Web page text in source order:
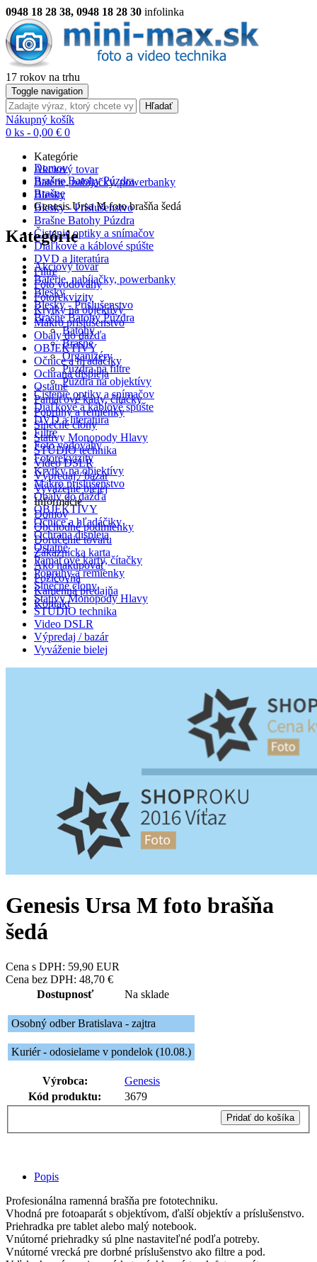
0948 18 28 38, 0948 18 28 30 infolinka
17 rokov na trhu
Toggle navigation
Hľadať
Nákupný košík
0 ks - 0,00 € 0
Kategórie
Akciový tovar
Batérie, nabíjačky, powerbanky
Blesky
Blesky - Príslušenstvo
Brašne Batohy Púzdra
Čistenie optiky a snímačov
Diaľkové a káblové spúšte
DVD a literatúra
Filtre
Foto vodováhy
Fotorekvizity
Krytky na objektívy
Makro príslušenstvo
Obaly do dažďa
OBJEKTÍVY
Očnice a hľadáčiky
Ochrana displeja
Ostatné
Pamäťové karty, čítačky
Popruhy a remienky
Slnečné clony
Statívy Monopody Hlavy
ŠTÚDIO technika
Video DSLR
Výpredaj / bazár
Vyváženie bielej
Informácie
Domov
Obchodné podmienky
Doručenie tovaru
Zákaznícka karta
Ako nakupovať
Požičovňa
Kamenná predajňa
Kontakt
Domov
Brašne Batohy Púzdra
Brašne
Genesis Ursa M foto brašňa šedá
Kategórie
Akciový tovar
Batérie, nabíjačky, powerbanky
Blesky
Blesky - Príslušenstvo
Brašne Batohy Púzdra
Batohy
Brašne
Organizéry
Púzdra na filtre
Púzdra na objektívy
Čistenie optiky a snímačov
Diaľkové a káblové spúšte
DVD a literatúra
Filtre
Foto vodováhy
Fotorekvizity
Krytky na objektívy
Makro príslušenstvo
Obaly do dažďa
OBJEKTÍVY
Očnice a hľadáčiky
Ochrana displeja
Ostatné
Pamäťové karty, čítačky
Popruhy a remienky
Slnečné clony
Statívy Monopody Hlavy
ŠTÚDIO technika
Video DSLR
Výpredaj / bazár
Vyváženie bielej
Genesis Ursa M foto brašňa
šedá
Cena s DPH: 59,90 EUR
Cena bez DPH: 48,70 €
Dostupnosť
Na sklade
Osobný odber Bratislava - zajtra
Kuriér - odosielame v pondelok (10.08.)
Výrobca:
Genesis
Kód produktu:
3679
Pridať do košíka
Popis
Profesionálna ramenná brašňa pre fototechniku.
Vhodná pre fotoaparát s objektívom, ďalší objektív a príslušenstvo.
Priehradka pre tablet alebo malý notebook.
Vnútorné priehradky sú plne nastaviteľné podľa potreby.
Vnútorné vrecká pre dorbné príslušenstvo ako filtre a pod.